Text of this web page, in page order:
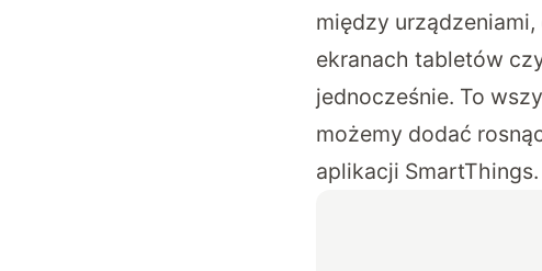
między
ekranach tabletów
jednocześnie. To
możemy dodać
aplikacji SmartThings.